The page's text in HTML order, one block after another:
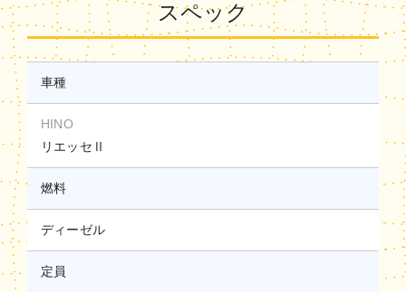
スペック
車種
HINO
リエッセⅡ
燃料
ディーゼル
定員